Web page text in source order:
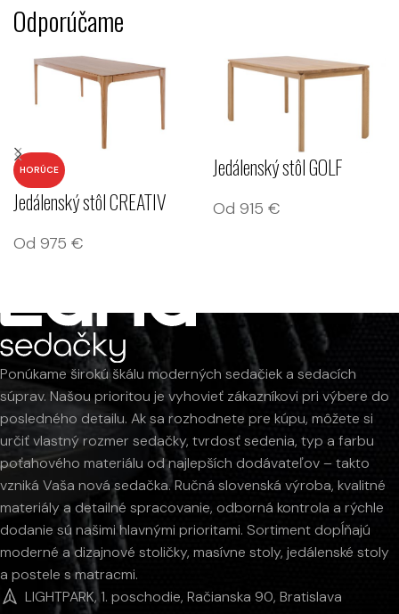
Odporúčame
HORÚCE
Jedálenský stôl CREATIV
Od 975 €
Jedálenský stôl GOLF
Od 915 €
Ponúkame širokú škálu moderných sedačiek a sedacích
súprav. Našou prioritou je vyhovieť zákazníkovi pri výbere do
posledného detailu. Ak sa rozhodnete pre kúpu, môžete si
určiť vlastný rozmer sedačky, tvrdosť sedenia, typ a farbu
poťahového materiálu od najlepších dodávateľov – takto
vzniká Vaša nová sedačka. Ručná slovenská výroba, kvalitné
materiály a detailné spracovanie, odborná kontrola a rýchle
dodanie sú našimi hlavnými prioritami. Sortiment dopĺňajú
moderné a dizajnové stoličky, masívne stoly, jedálenské stoly
a postele s matracmi.
LIGHTPARK, 1. poschodie, Račianska 90, Bratislava